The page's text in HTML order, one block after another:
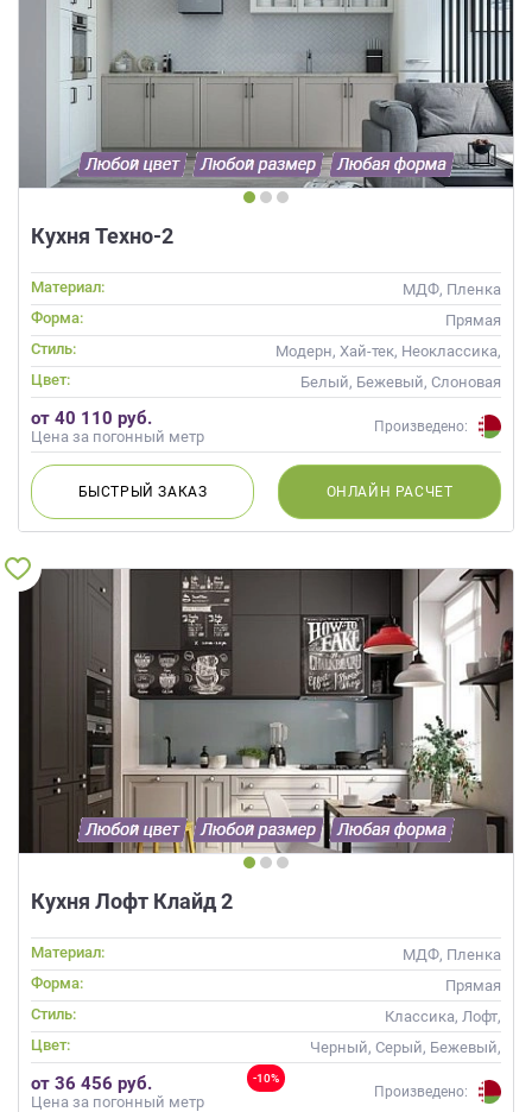
Кухня Техно-2
Материал:
МДФ, Пленка
Форма:
Прямая
Стиль:
Модерн, Хай-тек, Неоклассика,
Современные
Цвет:
Белый, Бежевый, Слоновая
кость, Кремовый, Капучино
от 40 110 руб.
Цена за погонный метр
Произведено:
БЫСТРЫЙЗАКАЗ ОНЛАЙН РАСЧЕТ
Кухня Лофт Клайд 2
Материал:
МДФ, Пленка
Форма:
Прямая
Стиль:
Классика, Лофт,
Скандинавский, Неоклассика
Цвет:
Черный, Серый, Бежевый,
Слоновая кость, Коричневый
-10%
от 36 456 руб.
Цена за погонный метр
Произведено: